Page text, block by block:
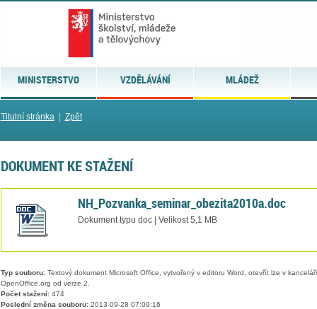
MINISTERSTVO VZDĚLÁVÁNÍ MLÁDEŽ
Titulní stránka| Zpět
DOKUMENT KE STAŽENÍ
NH_Pozvanka_seminar_obezita2010a.doc
Dokument typu doc | Velikost 5,1 MB
Typ souboru:Textový dokument Microsoft Office, vytvořený v editoru Word, otevřít lze v
OpenOffice.org od verze 2.
Počet stažení:474
Poslední změna souboru:2013-09-28 07:09:16